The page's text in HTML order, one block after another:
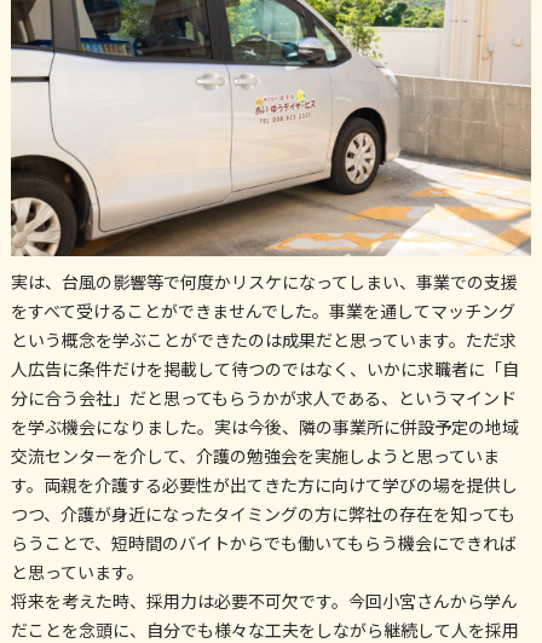
実は、台風の影響等で何度かリスケになってしまい、事業での支援
をすべて受けることができませんでした。事業を通してマッチング
という概念を学ぶことができたのは成果だと思っています。ただ求
人広告に条件だけを掲載して待つのではなく、いかに求職者に「自
分に合う会社」だと思ってもらうかが求人である、というマインド
を学ぶ機会になりました。実は今後、隣の事業所に併設予定の地域
交流センターを介して、介護の勉強会を実施しようと思っていま
す。両親を介護する必要性が出てきた方に向けて学びの場を提供し
つつ、介護が身近になったタイミングの方に弊社の存在を知っても
らうことで、短時間のバイトからでも働いてもらう機会にできれば
と思っています。
将来を考えた時、採用力は必要不可欠です。今回小宮さんから学ん
だことを念頭に、自分でも様々な工夫をしながら継続して人を採用